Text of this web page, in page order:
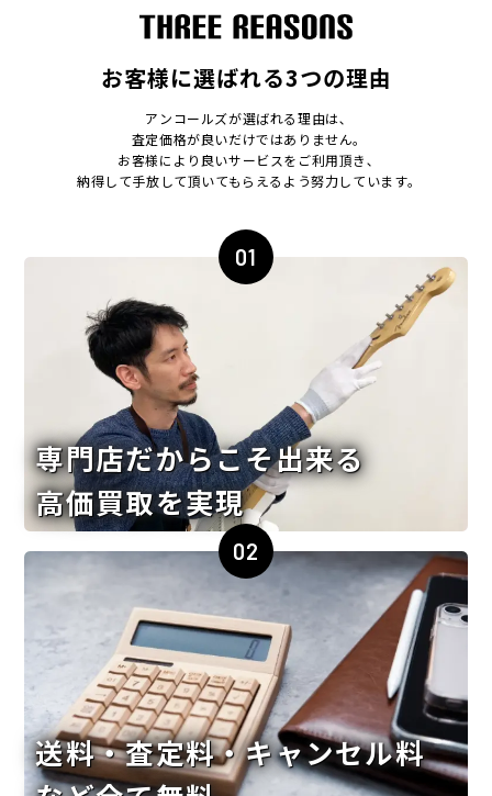
お客様に選ばれる3つの理由
アンコールズが選ばれる理由は､
査定価格が良いだけではありません｡
お客様により良いサービスをご利用頂き､
納得して手放して頂いてもらえるよう努力しています｡
01
専門店だからこそ出来る
高価買取を実現
02
送料・査定料・キャンセル料